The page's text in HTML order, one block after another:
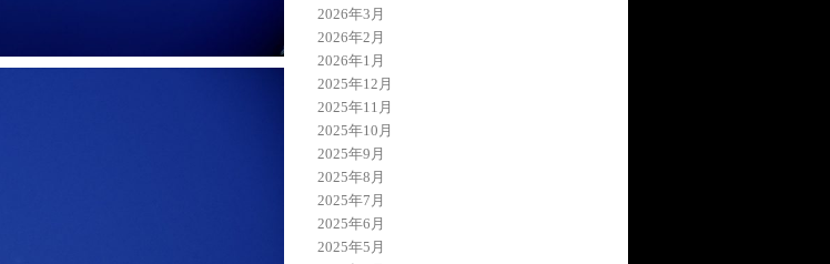
2026年3月
2026年2月
2026年1月
2025年12月
2025年11月
2025年10月
2025年9月
2025年8月
2025年7月
2025年6月
2025年5月